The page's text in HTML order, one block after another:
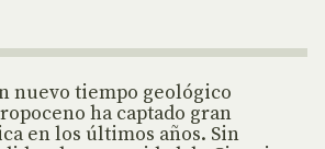
nuevo tiempo geológico
ha captado gran
en los últimos años. Sin